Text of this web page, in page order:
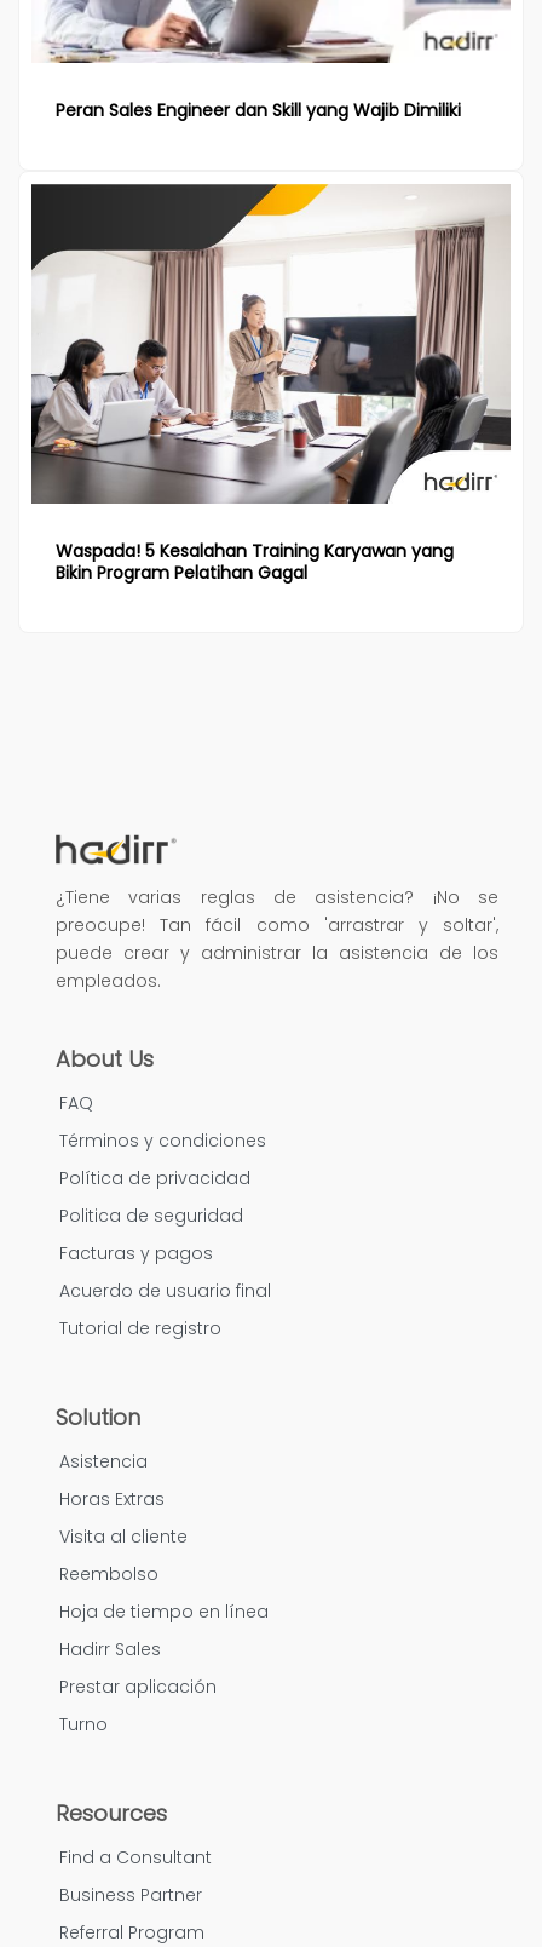
Peran Sales Engineer dan Skill yang Wajib Dimiliki
Waspada! 5 Kesalahan Training Karyawan yang
Bikin Program Pelatihan Gagal
¿Tiene varias reglas de asistencia? ¡No se
preocupe! Tan fácil como 'arrastrar y soltar',
puede crear y administrar la asistencia de los
empleados.
About Us
FAQ
Términos y condiciones
Política de privacidad
Politica de seguridad
Facturas y pagos
Acuerdo de usuario final
Tutorial de registro
Solution
Asistencia
Horas Extras
Visita al cliente
Reembolso
Hoja de tiempo en línea
Hadirr Sales
Prestar aplicación
Turno
Resources
Find a Consultant
Business Partner
Referral Program